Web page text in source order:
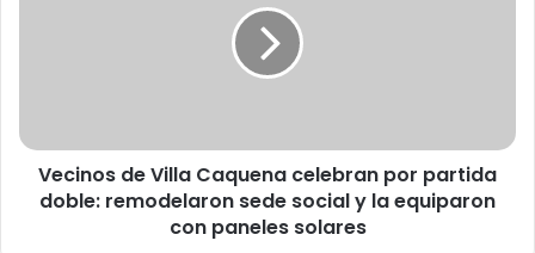
ie
Vecinos de Villa Caquena celebran por partida
doble: remodelaron sede social y la equiparon
con paneles solares